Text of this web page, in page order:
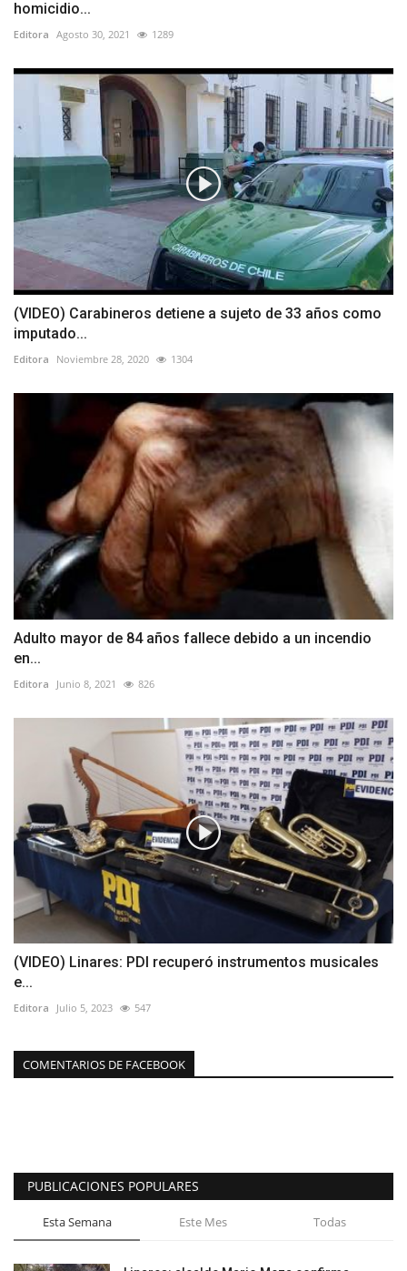
homicidio...
Editora Agosto 30, 2021 1289
(VIDEO) Carabineros detiene a sujeto de 33 años como
imputado...
Editora Noviembre 28, 2020 1304
Adulto mayor de 84 años fallece debido a un incendio
en...
Editora Junio 8, 2021 826
(VIDEO) Linares: PDI recuperó instrumentos musicales
e...
Editora Julio 5, 2023 547
COMENTARIOS DE FACEBOOK
PUBLICACIONES POPULARES
Esta Semana Este Mes Todas